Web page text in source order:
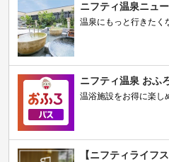
ニフティ温泉ニュ
温泉にもっと行きたく
ニフティ温泉 おふ
温浴施設をお得に楽し
【ニフティライフ